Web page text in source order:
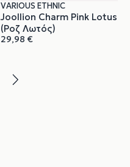
VARIOUS ETHNIC
Joollion Charm Pink Lotus
(Ροζ Λωτός)
29,98 €
→